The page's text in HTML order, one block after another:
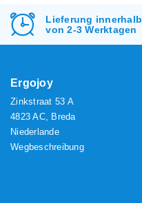
Lieferung innerhalb
von 2-3 Werktagen
Ergojoy
Zinkstraat 53 A
4823 AC, Breda
Niederlande
Wegbeschreibung